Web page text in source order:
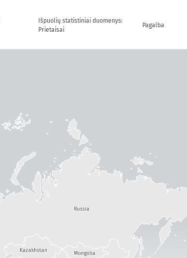
Išpuolių statistiniai duomenys:
Prietaisai
Pagalba
Kazakhstan Mongolia
Russia